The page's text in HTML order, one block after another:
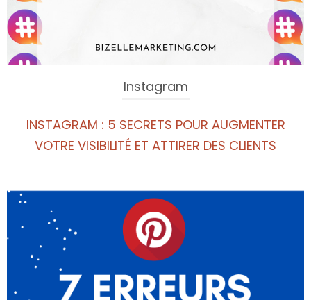
Instagram
INSTAGRAM : 5 SECRETS POUR AUGMENTER
VOTRE VISIBILITÉ ET ATTIRER DES CLIENTS